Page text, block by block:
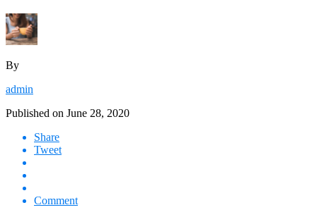
By
admin
Published on June 28, 2020
Share
Tweet
Comment